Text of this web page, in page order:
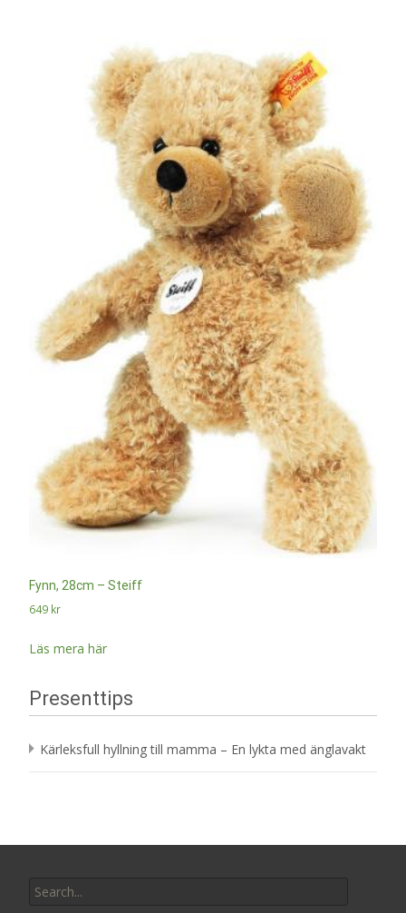
Fynn, 28cm – Steiff
649 kr
Läs mera här
Presenttips
Kärleksfull hyllning till mamma – En lykta med änglavakt
for: